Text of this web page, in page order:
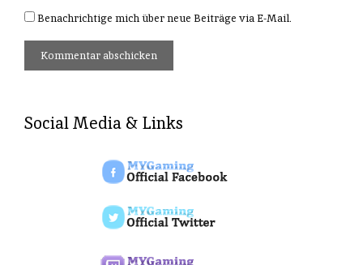
Benachrichtige mich über neue Beiträge via E-Mail.
Social Media & Links